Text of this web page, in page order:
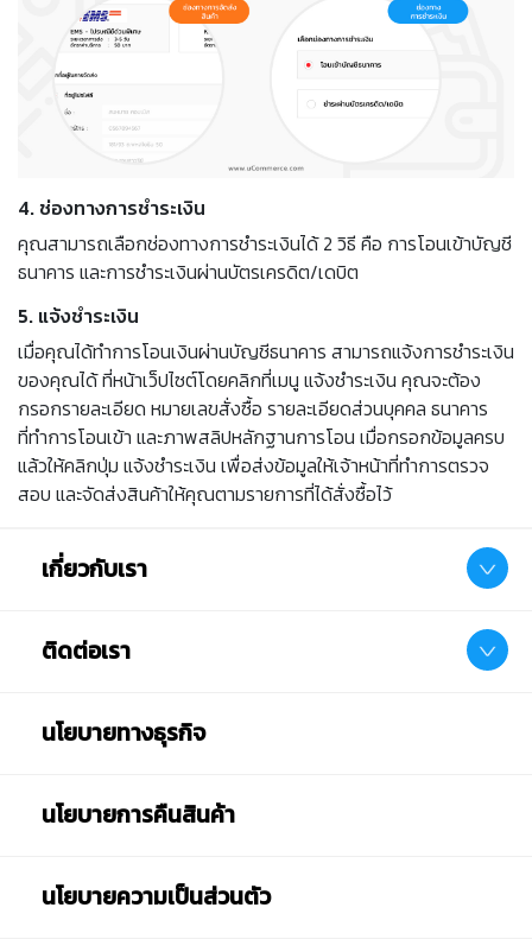
4. ช่องทางการชำระเงิน
คุณสามารถเลือกช่องทางการชำระเงินได้ 2 วิธี คือ การโอนเข้าบัญชี
ธนาคาร และการชำระเงินผ่านบัตรเครดิต/เดบิต
5. แจ้งชำระเงิน
เมื่อคุณได้ทำการโอนเงินผ่านบัญชีธนาคาร สามารถแจ้งการชำระเงิน
ของคุณได้ ที่หน้าเว็ปไซต์โดยคลิกที่เมนู แจ้งชำระเงิน คุณจะต้อง
กรอกรายละเอียด หมายเลขสั่งซื้อ รายละเอียดส่วนบุคคล ธนาคาร
ที่ทำการโอนเข้า และภาพสลิปหลักฐานการโอน เมื่อกรอกข้อมูลครบ
แล้วให้คลิกปุ่ม แจ้งชำระเงิน เพื่อส่งข้อมูลให้เจ้าหน้าที่ทำการตรวจ
สอบ และจัดส่งสินค้าให้คุณตามรายการที่ได้สั่งซื้อไว้
เกี่ยวกับเรา
ติดต่อเรา
นโยบายทางธุรกิจ
นโยบายการคืนสินค้า
นโยบายความเป็นส่วนตัว